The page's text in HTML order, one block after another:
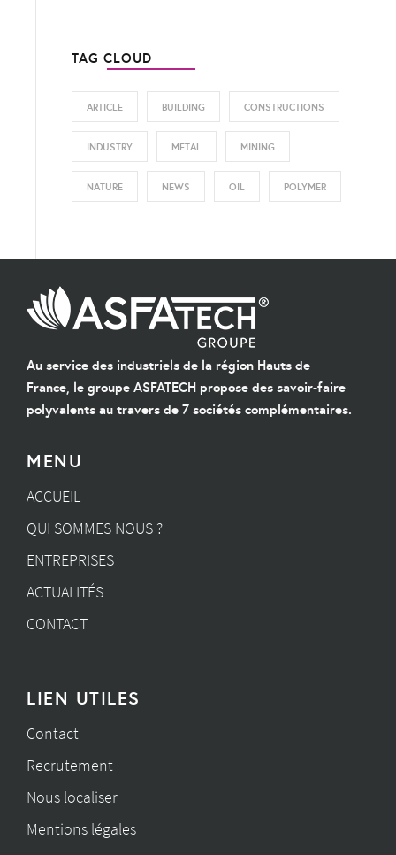
TAG CLOUD
ARTICLE BUILDING CONSTRUCTIONS
INDUSTRY METAL MINING
NATURE NEWS OIL POLYMER
Au service des industriels de la région Hauts de
France, le groupe ASFATECH propose des savoir-faire
polyvalents au travers de 7 sociétés complémentaires.
MENU
ACCUEIL
QUI SOMMES NOUS ?
ENTREPRISES
ACTUALITÉS
CONTACT
LIEN UTILES
Contact
Recrutement
Nous localiser
Mentions légales